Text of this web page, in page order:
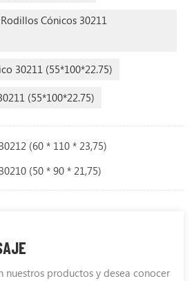
Cónicos 30211
30211 (55*100*22.75)
(55*100*22.75)
(60 * 110 * 23,75)
(50 * 90 * 21,75)
nuestros productos y desea conocer